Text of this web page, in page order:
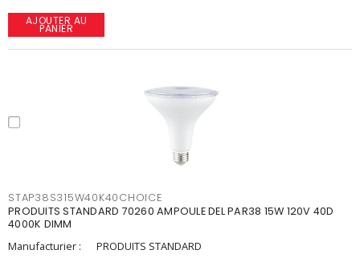
AJOUTER AU
PANIER
STAP38S315W40K40CHOICE
PRODUITS STANDARD 70260 AMPOULE DEL PAR38 15W 120V 40D
4000K DIMM
Manufacturier :
PRODUITS STANDARD